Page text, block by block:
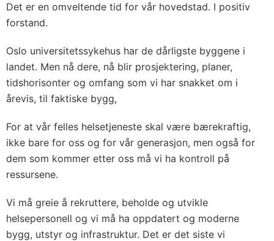
Det er en omveltende tid for vår hovedstad. I positiv
forstand.
Oslo universitetssykehus har de dårligste byggene i
landet. Men nå dere, nå blir prosjektering, planer,
tidshorisonter og omfang som vi har snakket om i
årevis, til faktiske bygg,
For at vår felles helsetjeneste skal være bærekraftig,
ikke bare for oss og for vår generasjon, men også for
dem som kommer etter oss må vi ha kontroll på
ressursene.
Vi må greie å rekruttere, beholde og utvikle
helsepersonell og vi må ha oppdatert og moderne
bygg, utstyr og infrastruktur. Det er det siste vi